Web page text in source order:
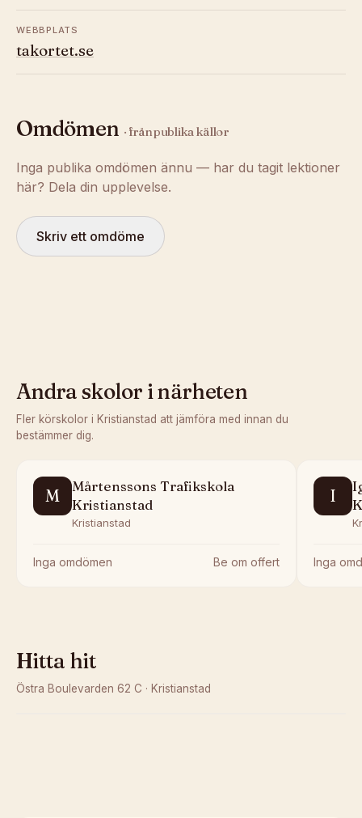
WEBBPLATS
takortet.se
Omdömen · från publika källor
Inga publika omdömen ännu — har du tagit lektioner
här? Dela din upplevelse.
Skriv ett omdöme
Andra skolor i närheten
Fler körskolor i Kristianstad att jämföra med innan du
bestämmer dig.
M
Mårtenssons Trafikskola
Kristianstad
Kristianstad
Inga omdömen Be om offert
I
Inga
Hitta hit
Östra Boulevarden 62 C · Kristianstad